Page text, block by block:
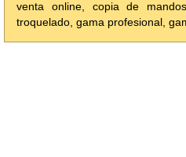
venta online, copia de
troquelado, gama profesional,